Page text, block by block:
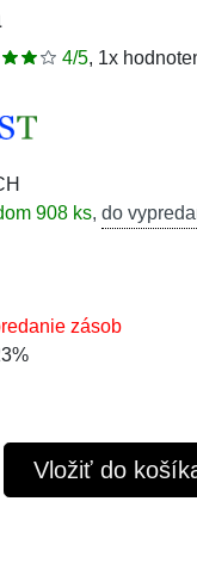
4/5, 1x
908 ks, do
zásob
Vložiť do